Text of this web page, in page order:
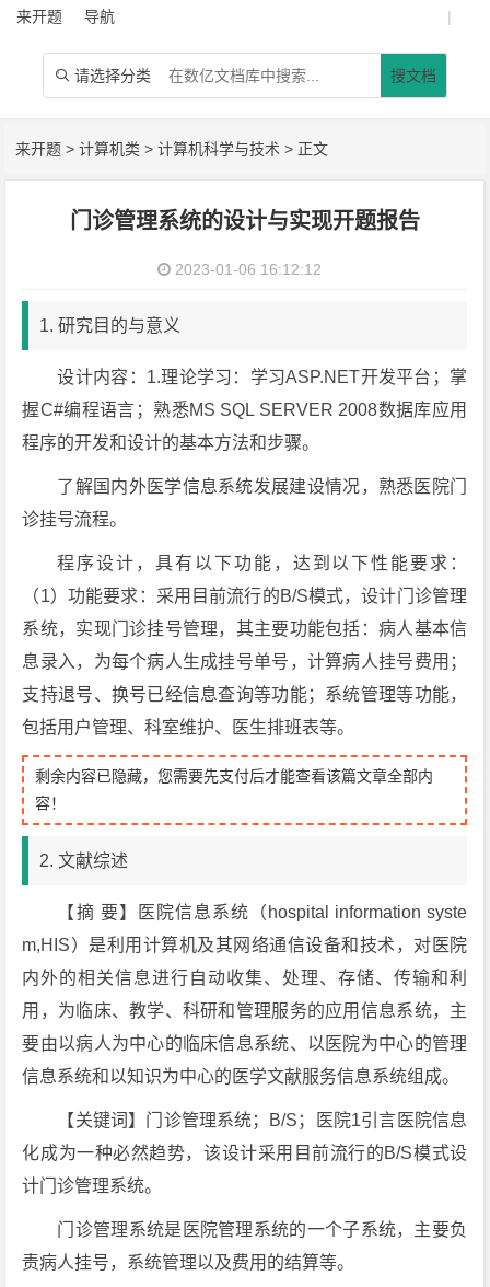
来开题 导航 |
 请选择分类 搜文档
来开题 >计算机类 >计算机科学与技术 > 正文
门诊管理系统的设计与实现开题报告
2023-01-06 16:12:12
1. 研究目的与意义
设计内容：1.理论学习：学习ASP.NET开发平台；掌
握C#编程语言；熟悉MS SQL SERVER 2008数据库应用
程序的开发和设计的基本方法和步骤。
了解国内外医学信息系统发展建设情况，熟悉医院门
诊挂号流程。
程序设计，具有以下功能，达到以下性能要求：
（1）功能要求：采用目前流行的B/S模式，设计门诊管理
系统，实现门诊挂号管理，其主要功能包括：病人基本信
息录入，为每个病人生成挂号单号，计算病人挂号费用；
支持退号、换号已经信息查询等功能；系统管理等功能，
包括用户管理、科室维护、医生排班表等。
剩余内容已隐藏，您需要先支付后才能查看该篇文章全部内
容！
2. 文献综述
【摘 要】医院信息系统（hospital information syste
m,HIS）是利用计算机及其网络通信设备和技术，对医院
内外的相关信息进行自动收集、处理、存储、传输和利
用，为临床、教学、科研和管理服务的应用信息系统，主
要由以病人为中心的临床信息系统、以医院为中心的管理
信息系统和以知识为中心的医学文献服务信息系统组成。
【关键词】门诊管理系统；B/S；医院1引言医院信息
化成为一种必然趋势，该设计采用目前流行的B/S模式设
计门诊管理系统。
门诊管理系统是医院管理系统的一个子系统，主要负
责病人挂号，系统管理以及费用的结算等。